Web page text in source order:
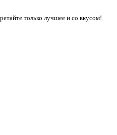
только лучшее и со вкусом!